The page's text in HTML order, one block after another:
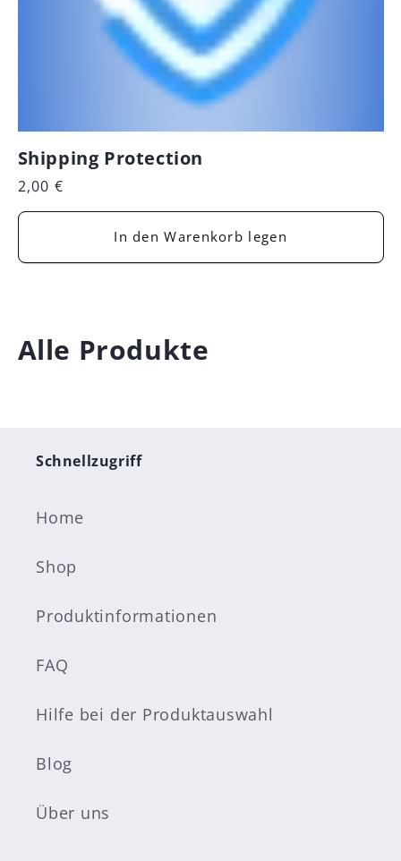
Shipping Protection
Normaler
2,00 €
In den Warenkorb legen
K
Alle Produkte
Schnellzugriff
Home
Shop
Produktinformationen
FAQ
Hilfe bei der Produktauswahl
Blog
Über uns